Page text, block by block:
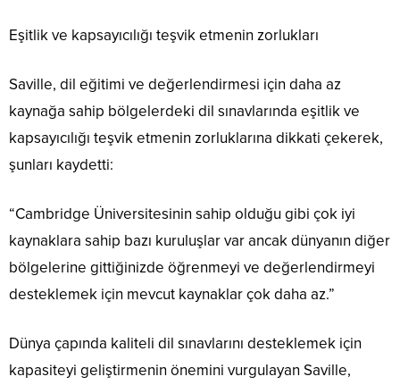
Eşitlik ve kapsayıcılığı teşvik etmenin zorlukları
Saville, dil eğitimi ve değerlendirmesi için daha az
kaynağa sahip bölgelerdeki dil sınavlarında eşitlik ve
kapsayıcılığı teşvik etmenin zorluklarına dikkati çekerek,
şunları kaydetti:
“Cambridge Üniversitesinin sahip olduğu gibi çok iyi
kaynaklara sahip bazı kuruluşlar var ancak dünyanın diğer
bölgelerine gittiğinizde öğrenmeyi ve değerlendirmeyi
desteklemek için mevcut kaynaklar çok daha az.”
Dünya çapında kaliteli dil sınavlarını desteklemek için
kapasiteyi geliştirmenin önemini vurgulayan Saville,